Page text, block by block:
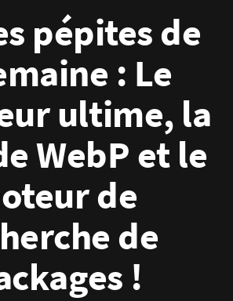
pépites de
: Le
ultime, la
WebP et le
de
de
!